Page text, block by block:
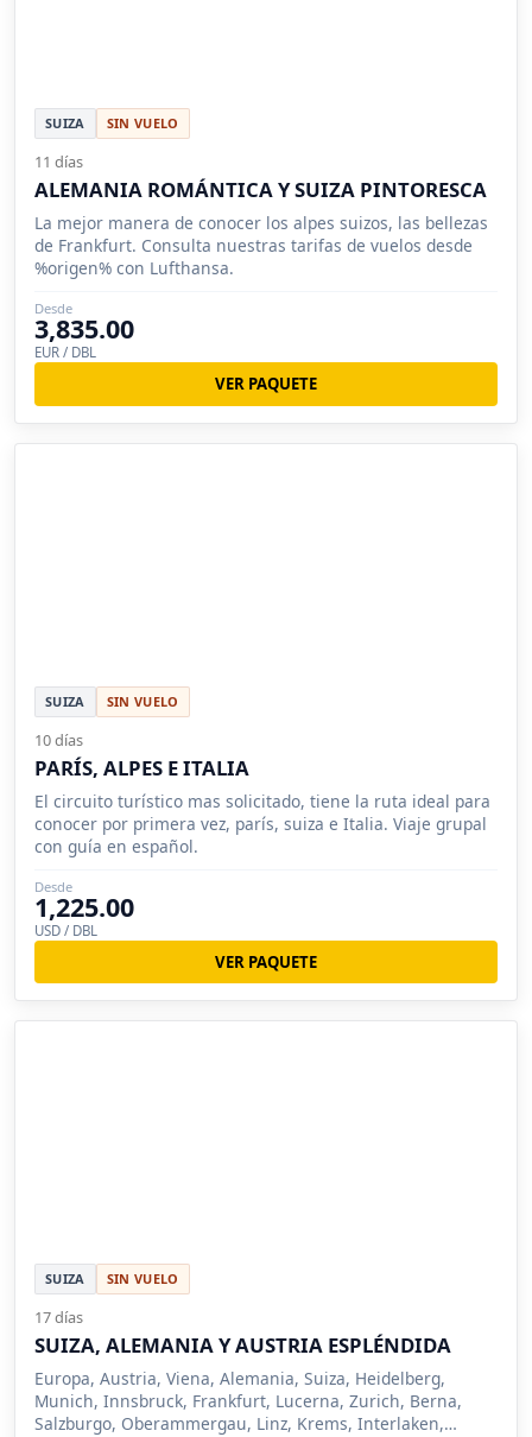
SUIZA SIN VUELO
11 días
ALEMANIA ROMÁNTICA Y SUIZA PINTORESCA
La mejor manera de conocer los alpes suizos, las bellezas
de Frankfurt. Consulta nuestras tarifas de vuelos desde
%origen% con Lufthansa.
Desde
3,835.00
EUR / DBL
VER PAQUETE
SUIZA SIN VUELO
10 días
PARÍS, ALPES E ITALIA
El circuito turístico mas solicitado, tiene la ruta ideal para
conocer por primera vez, parís, suiza e Italia. Viaje grupal
con guía en español.
Desde
1,225.00
USD / DBL
VER PAQUETE
SUIZA SIN VUELO
17 días
SUIZA, ALEMANIA Y AUSTRIA ESPLÉNDIDA
Europa, Austria, Viena, Alemania, Suiza, Heidelberg,
Munich, Innsbruck, Frankfurt, Lucerna, Zurich, Berna,
Salzburgo, Oberammergau, Linz, Krems, Interlaken,